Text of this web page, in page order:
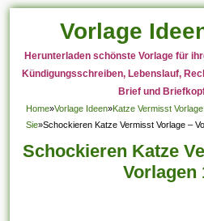
Vorlage
Herunterladen schönste Vorlage für
Kündigungsschreiben, Lebenslauf,
Brief und
Home»Vorlage Ideen»Katze Vermisst
Sie»Schockieren Katze Vermisst Vorlage –
Schockieren Katze
Vorlagen